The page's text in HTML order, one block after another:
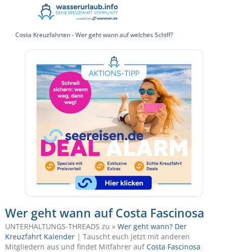
Costa Kreuzfahrten - Wer geht wann auf welches Schiff?
Wer geht wann auf Costa Fascinosa
UNTERHALTUNGS-THREADS zu » Wer geht wann? Der
Kreuzfahrt Kalender | Tauscht euch jetzt mit anderen
Mitgliedern aus und findet Mitfahrer aufCosta Fascinosa